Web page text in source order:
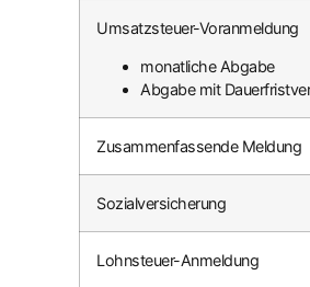
Umsatzsteuer-Voranmeldung
monatliche Abgabe
Abgabe mit
Zusammenfassende Meldung
Sozialversicherung
Lohnsteuer-Anmeldung